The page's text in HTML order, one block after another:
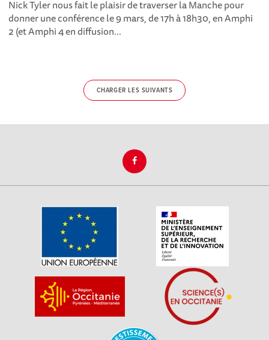
Nick Tyler nous fait le plaisir de traverser la Manche pour
donner une conférence le 9 mars, de 17h à 18h30, en Amphi
2 (et Amphi 4 en diffusion...
CHARGER LES SUIVANTS